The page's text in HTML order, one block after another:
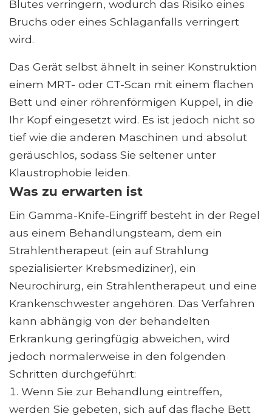
Blutes verringern, wodurch das Risiko eines
Bruchs oder eines Schlaganfalls verringert
wird.
Das Gerät selbst ähnelt in seiner Konstruktion
einem MRT- oder CT-Scan mit einem flachen
Bett und einer röhrenförmigen Kuppel, in die
Ihr Kopf eingesetzt wird. Es ist jedoch nicht so
tief wie die anderen Maschinen und absolut
geräuschlos, sodass Sie seltener unter
Klaustrophobie leiden.
Was zu erwarten ist
Ein Gamma-Knife-Eingriff besteht in der Regel
aus einem Behandlungsteam, dem ein
Strahlentherapeut (ein auf Strahlung
spezialisierter Krebsmediziner), ein
Neurochirurg, ein Strahlentherapeut und eine
Krankenschwester angehören. Das Verfahren
kann abhängig von der behandelten
Erkrankung geringfügig abweichen, wird
jedoch normalerweise in den folgenden
Schritten durchgeführt:
Wenn Sie zur Behandlung eintreffen,
werden Sie gebeten, sich auf das flache Bett